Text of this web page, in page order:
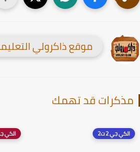
موقع ذاكرولي التعليمي
قد تهمك
الكي جي 2 ت2 الكي جي 2 ت2